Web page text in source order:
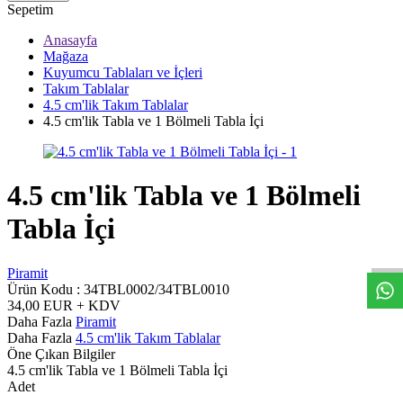
Sepetim
Anasayfa
Mağaza
Kuyumcu Tablaları ve İçleri
Takım Tablalar
4.5 cm'lik Takım Tablalar
4.5 cm'lik Tabla ve 1 Bölmeli Tabla İçi
4.5 cm'lik Tabla ve 1 Bölmeli
Tabla İçi
Piramit
Ürün Kodu : 34TBL0002/34TBL0010
34,00 EUR + KDV
Daha Fazla Piramit
Daha Fazla 4.5 cm'lik Takım Tablalar
Öne Çıkan Bilgiler
4.5 cm'lik Tabla ve 1 Bölmeli Tabla İçi
Adet